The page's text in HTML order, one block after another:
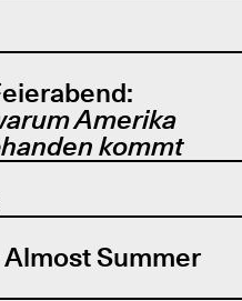
Amerika
kommt
Summer